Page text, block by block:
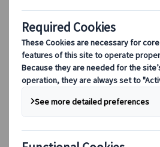
Sæsonbestemte rejsetips
Hovedattraktioner
Kulturelle indsigter
Kulinariske oplevelser
Opdag Japan i tog
Ofte stillede spørgsmål
Vigtige oplysninger
Etikette i Japan
Bilkørsel i Japan
Booking hos os
Japan Rail Pass
Indkvartering
Online rejserådgivning